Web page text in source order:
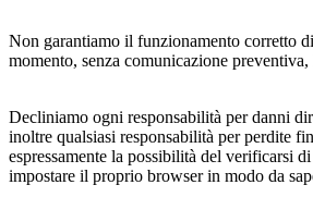
Non garantiamo il funzionamento corretto
momento, senza comunicazione
Decliniamo ogni responsabilità per danni
inoltre qualsiasi responsabilità per perdite
espressamente la possibilità del verificarsi
impostare il proprio browser in modo da